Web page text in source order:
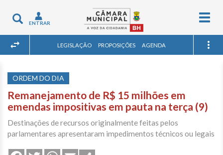
Toggle
navigation
ENTRAR
LEGISLAÇÃO PROPOSIÇÕES AGENDA
ORDEM DO DIA
Remanejamento de R$ 15 milhões em
emendas impositivas em pauta na terça (9)
Destinações de recursos originalmente feitas pelos
parlamentares apresentaram impedimentos técnicos ou legais